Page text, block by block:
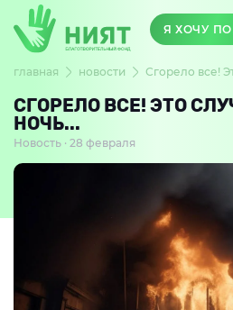
Я ХОЧУ
главная новости Сгорело все!
СГОРЕЛО ВСЕ! ЭТО
НОЧЬ...
Новость · 28 февраля